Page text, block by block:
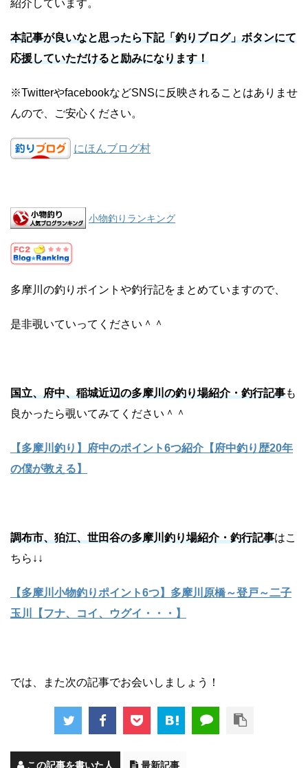
紹介しています。
本記事が良いなと思ったら下記「釣りブログ」ボタンにて
応援していただけると励みになります！
※TwitterやfacebookなどSNSに反映されることはありませ
んので、ご安心ください。
にほんブログ村
小物釣りランキング
多摩川の釣りポイントや釣行記をまとめていますので、
是非覗いていってください＾＾
国立、府中、稲城近辺の多摩川の釣り場紹介・釣行記事も
良かったら覗いてみてください＾＾
【多摩川釣り】府中のポイント6つ紹介【府中釣り歴20年
の僕が教える】
調布市、狛江、世田谷の多摩川釣り場紹介・釣行記事はこ
ちら↓↓
【多摩川小物釣りポイント6つ】多摩川原橋～登戸～二子
玉川【フナ、コイ、ウグイ・・・】
では、また次の記事でお会いしましょう！
この記事を書いた人 最新記事